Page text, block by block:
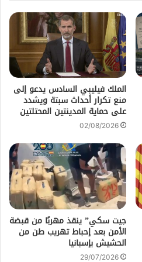
الملك فيليبي السادس يدعو إلى
منع تكرار أحداث سبتة ويشدد
على حماية المدينتين المحتلتين
02/08/2026
جيت سكي” ينقذ مهربًا من قبضة
الأمن بعد إحباط تهريب طن من
الحشيش بإسبانيا
29/07/2026